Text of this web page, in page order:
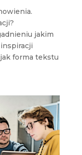
jakim
forma tekstu